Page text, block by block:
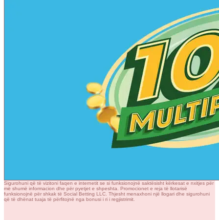
Sigurohuni që të vizitoni faqen e internetit se si funksionojnë saktësisht kërkesat e nxitjes për
më shumë informacion dhe për pyetjet e shpeshta. Promocionet e reja të llotarisë
funksionojnë për shkak të Social Betting LLC. Thjesht menaxhoni një llogari dhe sigurohuni
që të dhënat tuaja të përfitojnë nga bonusi i ri i regjistrimit.